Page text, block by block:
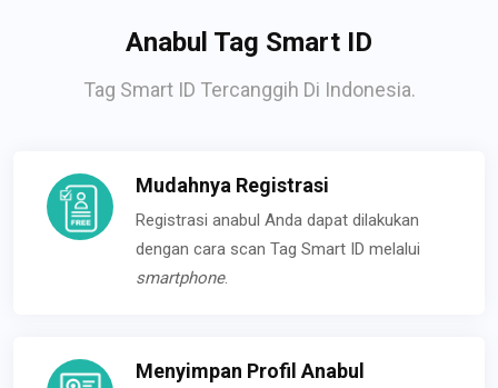
Anabul Tag Smart ID
Tag Smart ID Tercanggih Di Indonesia.
Mudahnya Registrasi
Registrasi anabul Anda dapat dilakukan
dengan cara scan Tag Smart ID melalui
smartphone.
Menyimpan Profil Anabul